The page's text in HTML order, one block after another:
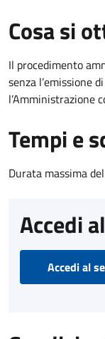
Cosa si
Il procedimento
senza l’emissione
l’Amministrazione
Tempi e
Durata massima
Accedi
Accedi al